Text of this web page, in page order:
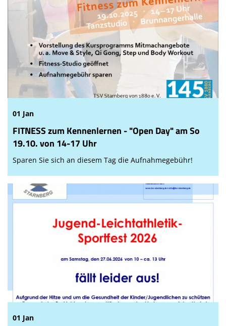
01 Jan
FITNESS zum Kennenlernen - "Open Day" am So
19.10. von 14-17 Uhr
Sparen Sie sich an diesem Tag die Aufnahmegebühr!
01 Jan